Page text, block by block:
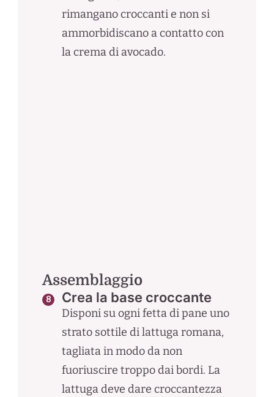
rimangano croccanti e non si
ammorbidiscano a contatto con
la crema di avocado.
Assemblaggio
Crea la base croccante
Disponi su ogni fetta di pane uno
strato sottile di lattuga romana,
tagliata in modo da non
fuoriuscire troppo dai bordi. La
lattuga deve dare croccantezza